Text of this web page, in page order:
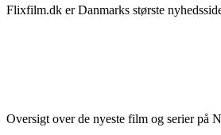
Flixfilm.dk er Danmarks største
Oversigt over de nyeste film og serier på